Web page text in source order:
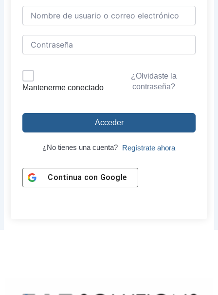
Mantenerme conectado
¿Olvidaste la
contraseña?
Acceder
¿No tienes una cuenta? Regístrate ahora
Continua con Google